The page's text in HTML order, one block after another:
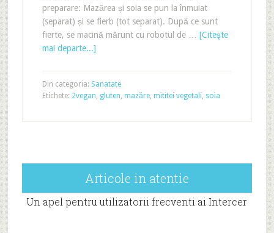
preparare: Mazărea și soia se pun la înmuiat
(separat) și se fierb (tot separat). După ce sunt
fierte, se macină mărunt cu robotul de … [Citeşte
mai departe...]
Din categoria: Sanatate
Etichete: 2vegan, gluten, mazăre, mititei vegetali, soia
Articole in atentie
Un apel pentru utilizatorii frecventi ai Intercer